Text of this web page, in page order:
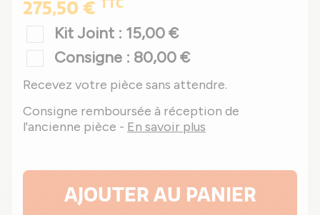
275,50 € TTC
Kit Joint : 15,00 €
Consigne : 80,00 €
Recevez votre pièce sans attendre.
Consigne remboursée à réception de
l'ancienne pièce - En savoir plus
AJOUTER AU PANIER